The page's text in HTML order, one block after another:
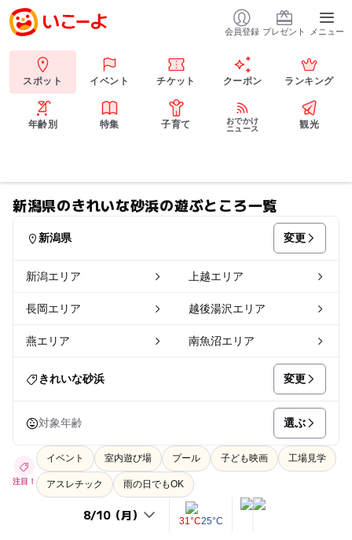
会員登録 プレゼント メニュー
スポット イベント チケット クーポン ランキング
年齢別 特集 子育て
おでかけ
ニュース
観光
新潟県のきれいな砂浜の遊ぶところ一覧
新潟県 変更
新潟エリア 上越エリア
長岡エリア 越後湯沢エリア
燕エリア 南魚沼エリア
きれいな砂浜 変更
対象年齢 選ぶ
注目！
イベント 室内遊び場 プール 子ども映画 工場見学
アスレチック 雨の日でもOK
31°C25°C